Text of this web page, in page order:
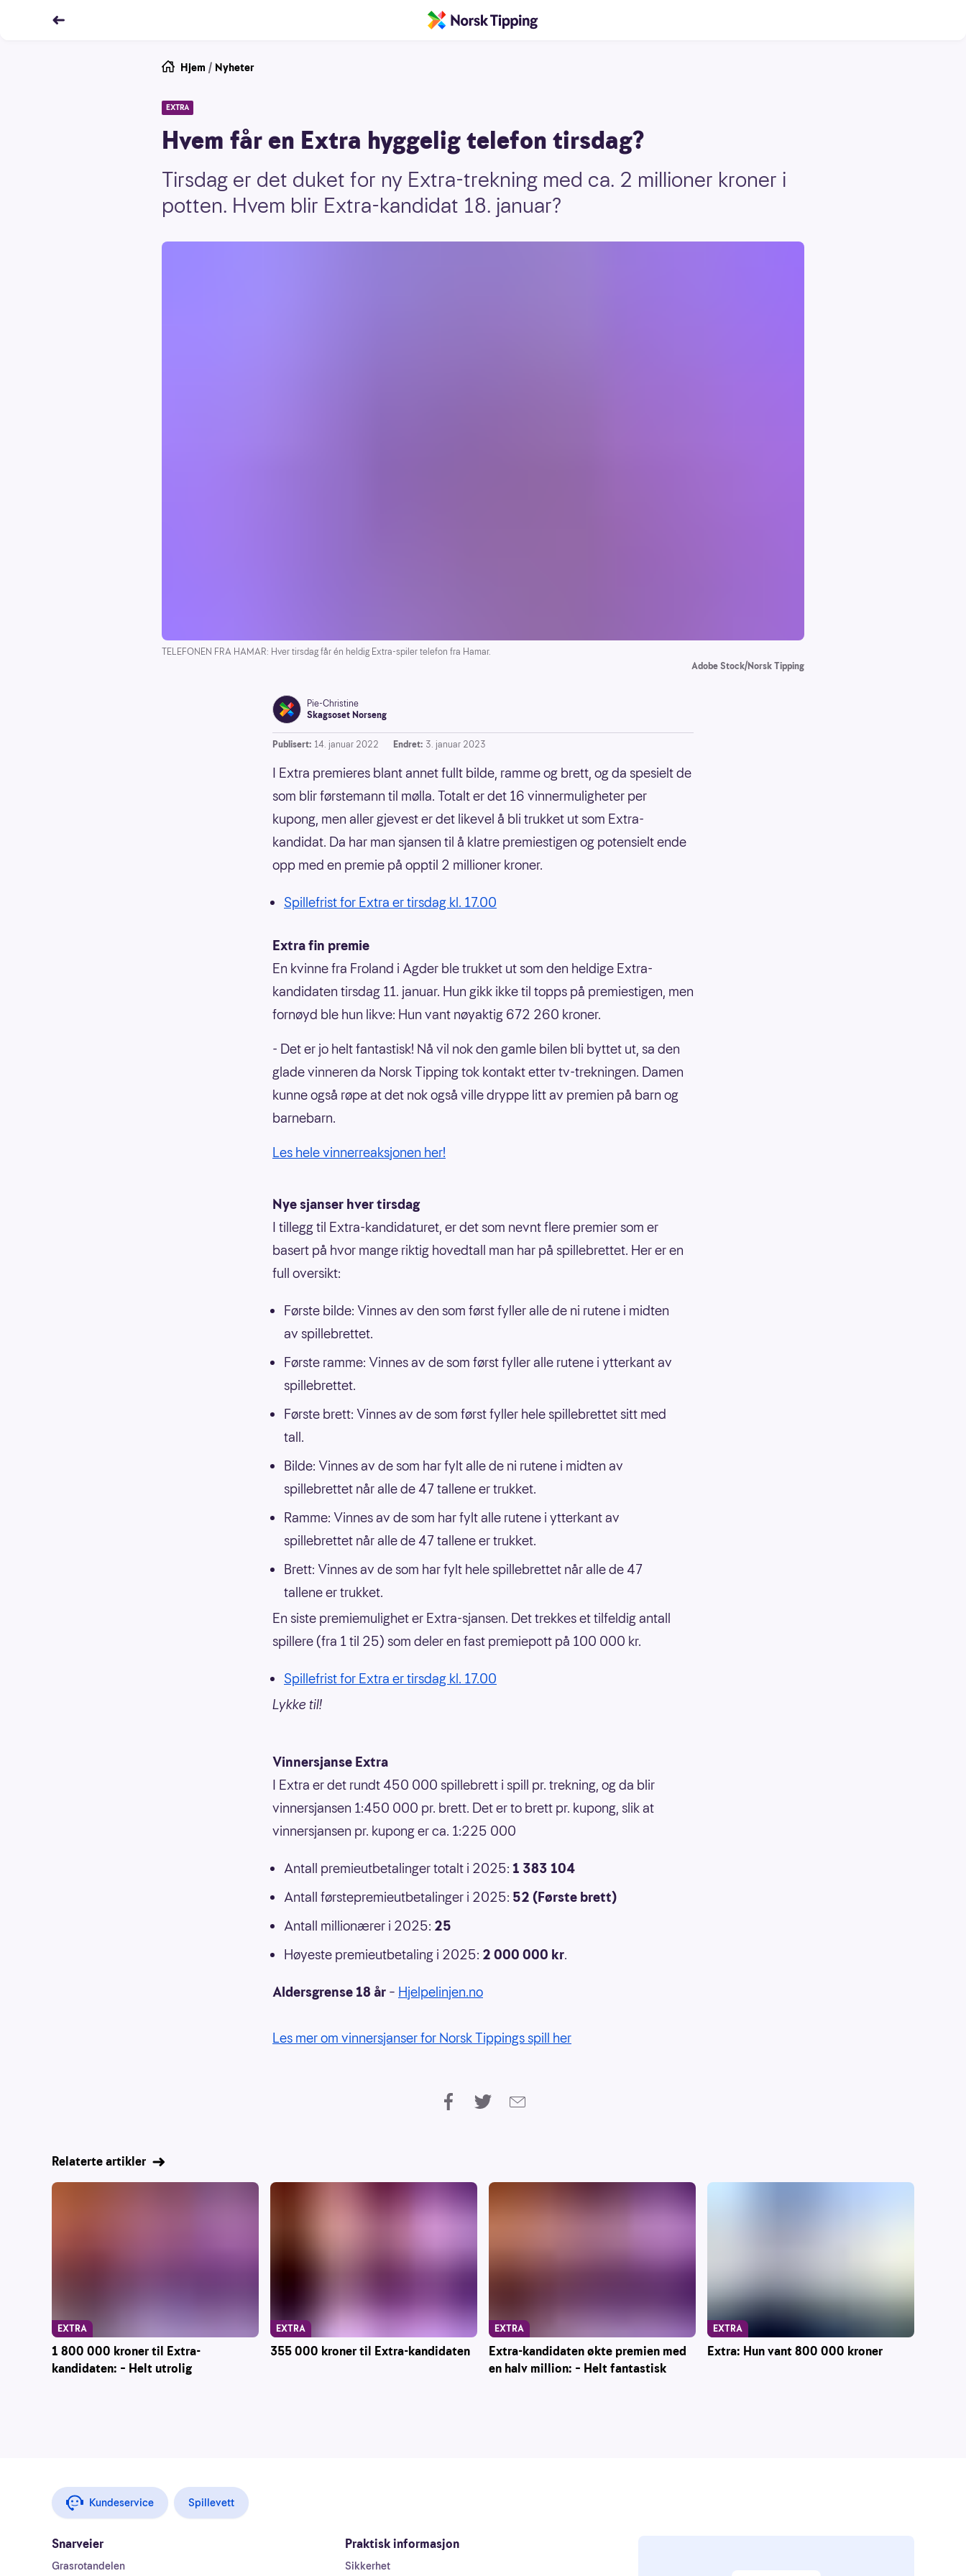
Hjem / Nyheter
EXTRA
Hvem får en Extra hyggelig telefon tirsdag?
Tirsdag er det duket for ny Extra-trekning med ca. 2 millioner kroner i
potten. Hvem blir Extra-kandidat 18. januar?
TELEFONEN FRA HAMAR: Hver tirsdag får én heldig Extra-spiler telefon fra Hamar.
Adobe Stock/Norsk Tipping
Pie-Christine
Skagsoset Norseng
Publisert: 14. januar 2022 Endret: 3. januar 2023
I Extra premieres blant annet fullt bilde, ramme og brett, og da spesielt de
som blir førstemann til mølla. Totalt er det 16 vinnermuligheter per
kupong, men aller gjevest er det likevel å bli trukket ut som Extra-
kandidat. Da har man sjansen til å klatre premiestigen og potensielt ende
opp med en premie på opptil 2 millioner kroner.
Spillefrist for Extra er tirsdag kl. 17.00
Extra fin premie
En kvinne fra Froland i Agder ble trukket ut som den heldige Extra-
kandidaten tirsdag 11. januar. Hun gikk ikke til topps på premiestigen, men
fornøyd ble hun likve: Hun vant nøyaktig 672 260 kroner.
- Det er jo helt fantastisk! Nå vil nok den gamle bilen bli byttet ut, sa den
glade vinneren da Norsk Tipping tok kontakt etter tv-trekningen. Damen
kunne også røpe at det nok også ville dryppe litt av premien på barn og
barnebarn.
Les hele vinnerreaksjonen her!
Nye sjanser hver tirsdag
I tillegg til Extra-kandidaturet, er det som nevnt flere premier som er
basert på hvor mange riktig hovedtall man har på spillebrettet. Her er en
full oversikt:
Første bilde: Vinnes av den som først fyller alle de ni rutene i midten
av spillebrettet.
Første ramme: Vinnes av de som først fyller alle rutene i ytterkant av
spillebrettet.
Første brett: Vinnes av de som først fyller hele spillebrettet sitt med
tall.
Bilde: Vinnes av de som har fylt alle de ni rutene i midten av
spillebrettet når alle de 47 tallene er trukket.
Ramme: Vinnes av de som har fylt alle rutene i ytterkant av
spillebrettet når alle de 47 tallene er trukket.
Brett: Vinnes av de som har fylt hele spillebrettet når alle de 47
tallene er trukket.
En siste premiemulighet er Extra-sjansen. Det trekkes et tilfeldig antall
spillere (fra 1 til 25) som deler en fast premiepott på 100 000 kr.
Spillefrist for Extra er tirsdag kl. 17.00
Lykke til!
Vinnersjanse Extra
I Extra er det rundt 450 000 spillebrett i spill pr. trekning, og da blir
vinnersjansen 1:450 000 pr. brett. Det er to brett pr. kupong, slik at
vinnersjansen pr. kupong er ca. 1:225 000
Antall premieutbetalinger totalt i 2025: 1 383 104
Antall førstepremieutbetalinger i 2025: 52 (Første brett)
Antall millionærer i 2025: 25
Høyeste premieutbetaling i 2025: 2 000 000 kr.
Aldersgrense 18 år – Hjelpelinjen.no
Les mer om vinnersjanser for Norsk Tippings spill her
Relaterte artikler
1 800 000 kroner til Extra-
kandidaten: – Helt utrolig
EXTRA
355 000 kroner til Extra-kandidaten
EXTRA
Extra-kandidaten økte premien med
en halv million: – Helt fantastisk
EXTRA
Extra: Hun vant 800 000 kroner
EXTRA
Kundeservice Spillevett
Snarveier
Grasrotandelen
Praktisk informasjon
Sikkerhet